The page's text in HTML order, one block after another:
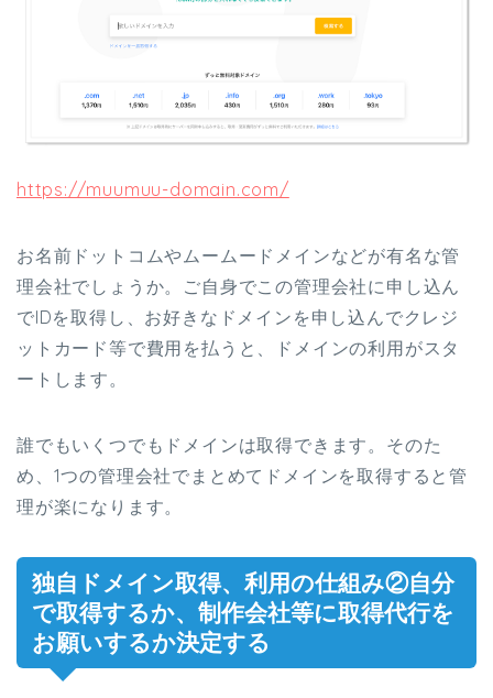
https://muumuu-domain.com/
お名前ドットコムやムームードメインなどが有名な管
理会社でしょうか。ご自身でこの管理会社に申し込ん
でIDを取得し、お好きなドメインを申し込んでクレジ
ットカード等で費用を払うと、ドメインの利用がスタ
ートします。
誰でもいくつでもドメインは取得できます。そのた
め、1つの管理会社でまとめてドメインを取得すると管
理が楽になります。
独自ドメイン取得、利用の仕組み②自分
で取得するか、制作会社等に取得代行を
お願いするか決定する